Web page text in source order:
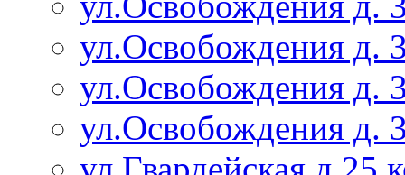
ул.Освобождения д.
ул.Освобождения д.
ул.Освобождения д.